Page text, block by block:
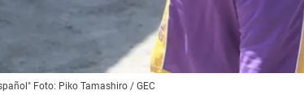
Foto: Piko Tamashiro / GEC